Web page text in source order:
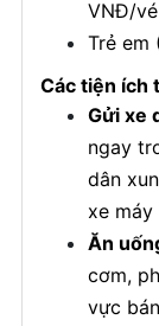
VNĐ/vé
Trẻ em
Các tiện ích
Gửi xe
ngay
dân
xe
Ăn
cơm,
vực